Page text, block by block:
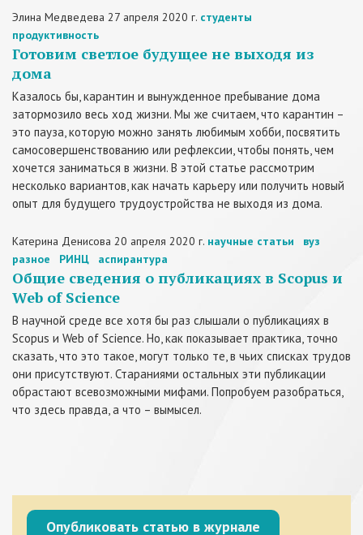
Элина Медведева 27 апреля 2020 г. студенты
продуктивность
Готовим светлое будущее не выходя из
дома
Казалось бы, карантин и вынужденное пребывание дома
затормозило весь ход жизни. Мы же считаем, что карантин –
это пауза, которую можно занять любимым хобби, посвятить
самосовершенствованию или рефлексии, чтобы понять, чем
хочется заниматься в жизни. В этой статье рассмотрим
несколько вариантов, как начать карьеру или получить новый
опыт для будущего трудоустройства не выходя из дома.
Катерина Денисова 20 апреля 2020 г. научные статьи
вуз
разное
РИНЦ аспирантура
Общие сведения о публикациях в Scopus и
Web of Science
В научной среде все хотя бы раз слышали о публикациях в
Scopus и Web of Science. Но, как показывает практика, точно
сказать, что это такое, могут только те, в чьих списках трудов
они присутствуют. Стараниями остальных эти публикации
обрастают всевозможными мифами. Попробуем разобраться,
что здесь правда, а что – вымысел.
Опубликовать статью в журнале